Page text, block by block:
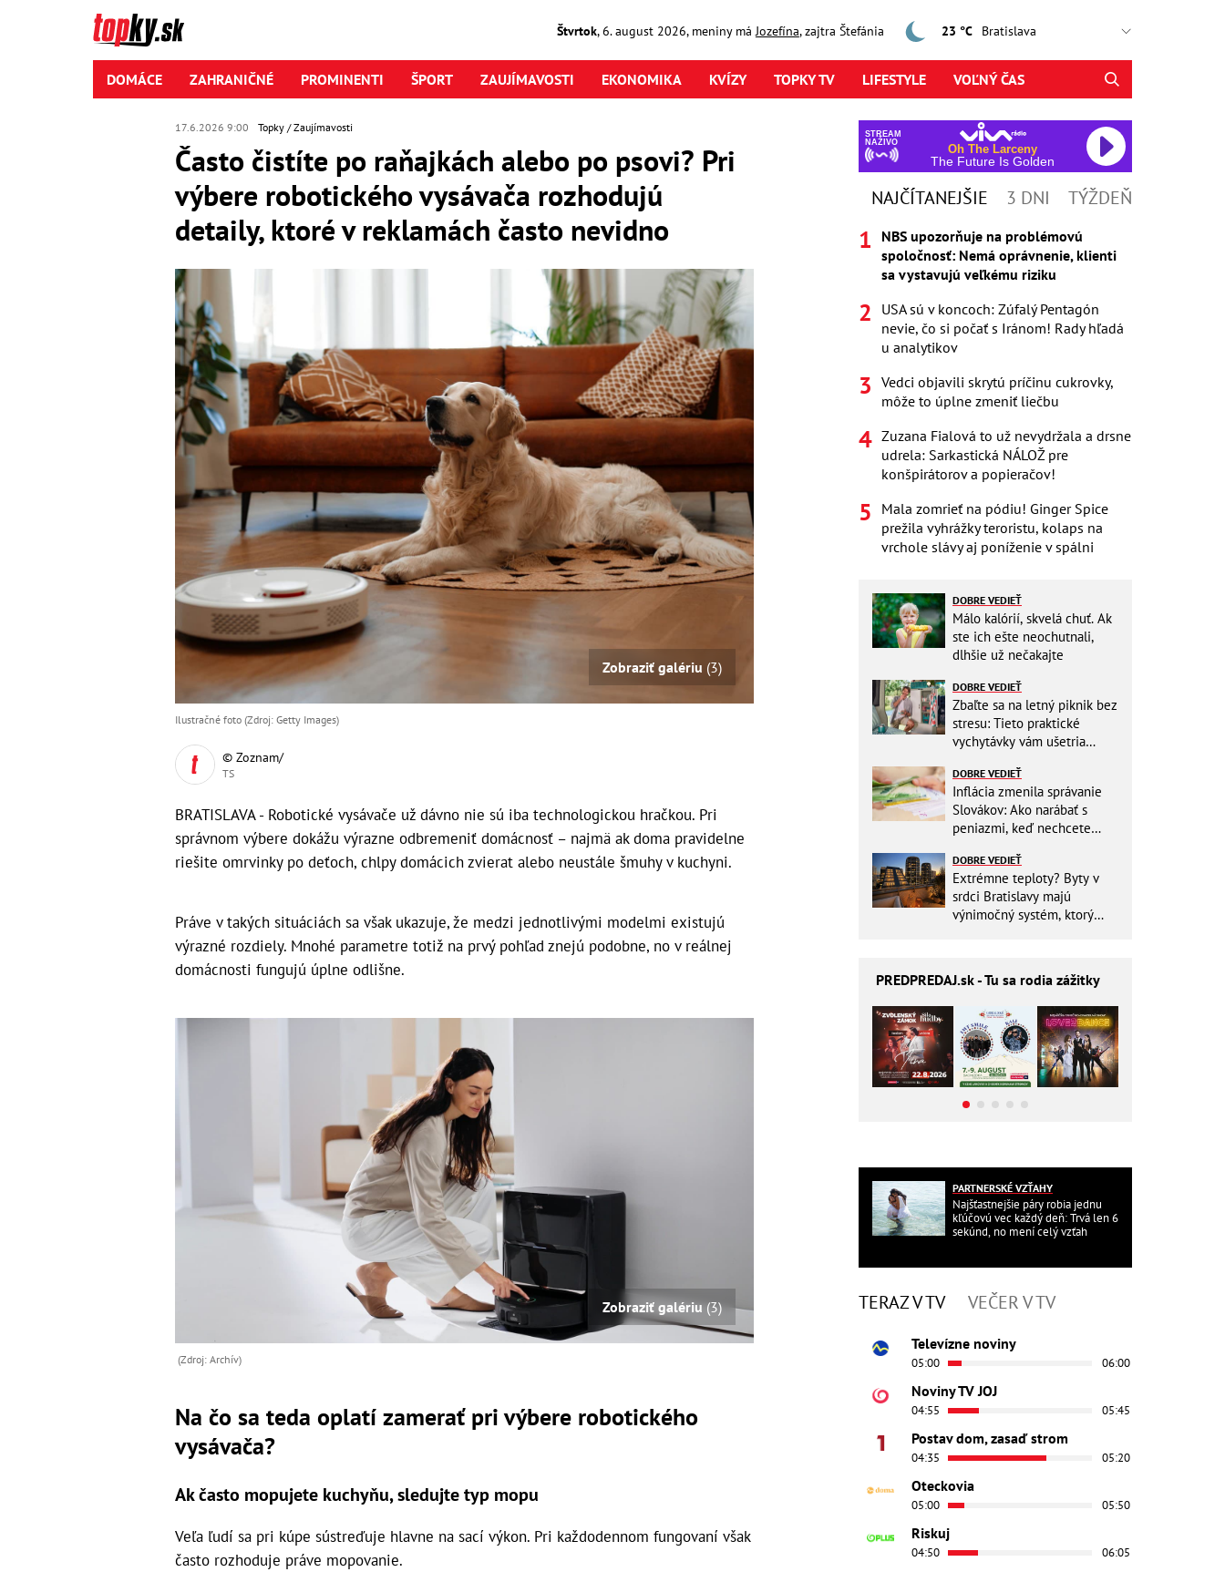
Štvrtok,6. august2026, meniny má Jozefína, zajtra Štefánia 23 °C
DOMÁCE ZAHRANIČNÉ PROMINENTI ŠPORT ZAUJÍMAVOSTI EKONOMIKA KVÍZY TOPKY TV LIFESTYLE VOĽNÝ ČAS
17.6.2026 9:00 Topky Zaujímavosti
Často čistíte po raňajkách alebo po psovi? Pri
výbere robotického vysávača rozhodujú
detaily, ktoré v reklamách často nevidno
Zobraziť galériu (3)
Ilustračné foto (Zdroj: Getty Images)
© Zoznam/
TS
BRATISLAVA - Robotické vysávače už dávno nie sú iba technologickou hračkou. Pri
správnom výbere dokážu výrazne odbremeniť domácnosť – najmä ak doma pravidelne
riešite omrvinky po deťoch, chlpy domácich zvierat alebo neustále šmuhy v kuchyni.
Práve v takých situáciách sa však ukazuje, že medzi jednotlivými modelmi existujú
výrazné rozdiely. Mnohé parametre totiž na prvý pohľad znejú podobne, no v reálnej
domácnosti fungujú úplne odlišne.
Zobraziť galériu (3)
(Zdroj: Archív)
Na čo sa teda oplatí zamerať pri výbere robotického
vysávača?
Ak často mopujete kuchyňu, sledujte typ mopu
Veľa ľudí sa pri kúpe sústreďuje hlavne na sací výkon. Pri každodennom fungovaní však
často rozhoduje práve mopovanie.
STREAM
NAŽIVO
Oh The Larceny
The Future Is Golden
NAJČÍTANEJŠIE 3 DNI TÝŽDEŇ
NBS upozorňuje na problémovú
spoločnosť: Nemá oprávnenie, klienti
sa vystavujú veľkému riziku
USA sú v koncoch: Zúfalý Pentagón
nevie, čo si počať s Iránom! Rady hľadá
u analytikov
Vedci objavili skrytú príčinu cukrovky,
môže to úplne zmeniť liečbu
Zuzana Fialová to už nevydržala a drsne
udrela: Sarkastická NÁLOŽ pre
konšpirátorov a popieračov!
Mala zomrieť na pódiu! Ginger Spice
prežila vyhrážky teroristu, kolaps na
vrchole slávy aj poníženie v spálni
DOBRE VEDIEŤ
Málo kalórií, skvelá chuť. Ak
ste ich ešte neochutnali,
dlhšie už nečakajte
DOBRE VEDIEŤ
Zbaľte sa na letný piknik bez
stresu: Tieto praktické
vychytávky vám ušetria
DOBRE VEDIEŤ
Inflácia zmenila správanie
Slovákov: Ako narábať s
peniazmi, keď nechcete
DOBRE VEDIEŤ
Extrémne teploty? Byty v
srdci Bratislavy majú
výnimočný systém, ktorý
PREDPREDAJ.sk - Tu sa rodia zážitky
PARTNERSKÉ VZŤAHY
Najšťastnejšie páry robia jednu
kľúčovú vec každý deň: Trvá len 6
sekúnd, no mení celý vzťah
TERAZ V TV VEČER V TV
Televízne noviny
05:00 06:00
Noviny TV JOJ
04:55 05:45
Postav dom, zasaď strom
04:35 05:20
Oteckovia
05:00 05:50
Riskuj
04:50 06:05